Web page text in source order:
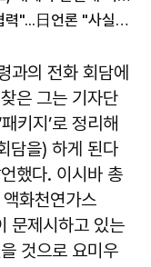
日이시바 "어떤 정권 들어서도 韓과 협력"...日언론 "사실상 대선 시작"
과의 전화 회담에
은 그는 기자단
키지’로 정리해
담을) 하게 된다
했다. 이시바 총
액화천연가스
문제시하고 있는
것으로 요미우